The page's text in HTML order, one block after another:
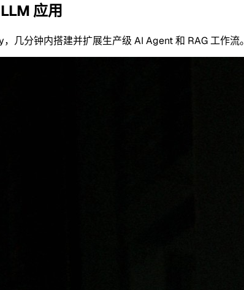
应用
几分钟内搭建并扩展生产级 AI Agent 和 RAG 工作流。